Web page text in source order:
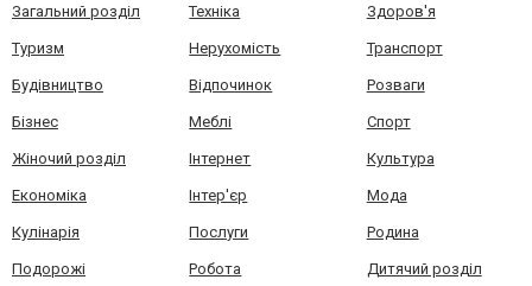
Загальний розділ Техніка Здоров'я
Туризм Нерухомість Транспорт
Будівництво Відпочинок Розваги
Бізнес Меблі Спорт
Жіночий розділ Інтернет Культура
Економіка Інтер'єр Мода
Кулінарія Послуги Родина
Подорожі Робота Дитячий розділ